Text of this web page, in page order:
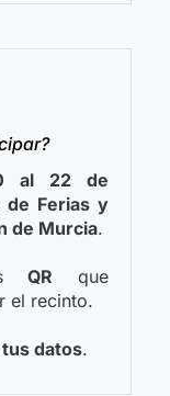
al 22 de
de Ferias y
de Murcia.
QR que
el recinto.
datos.